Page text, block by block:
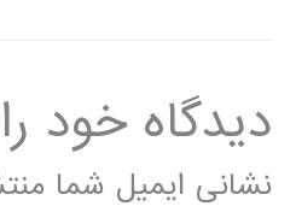
دیدگاه‌ خود
نشانی ایمیل شما